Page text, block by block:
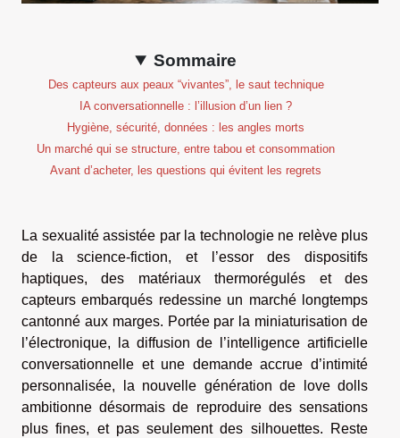
Sommaire
Des capteurs aux peaux “vivantes”, le saut technique
IA conversationnelle : l’illusion d’un lien ?
Hygiène, sécurité, données : les angles morts
Un marché qui se structure, entre tabou et consommation
Avant d’acheter, les questions qui évitent les regrets
La sexualité assistée par la technologie ne relève plus
de la science-fiction, et l’essor des dispositifs
haptiques, des matériaux thermorégulés et des
capteurs embarqués redessine un marché longtemps
cantonné aux marges. Portée par la miniaturisation de
l’électronique, la diffusion de l’intelligence artificielle
conversationnelle et une demande accrue d’intimité
personnalisée, la nouvelle génération de love dolls
ambitionne désormais de reproduire des sensations
plus fines, et pas seulement des silhouettes. Reste